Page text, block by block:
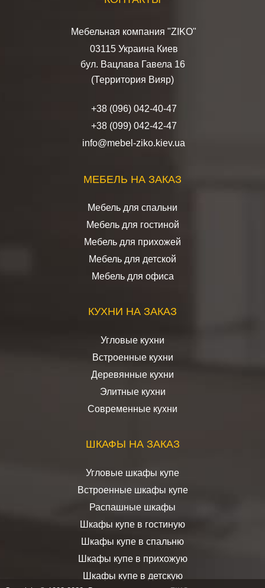
Мебельная компания "ZIKO"
03115 Украина Киев
бул. Вацлава Гавела 16
(Территория Вияр)
+38 (096) 042-40-47
+38 (099) 042-42-47
info@mebel-ziko.kiev.ua
МЕБЕЛЬ НА ЗАКАЗ
Мебель для спальни
Мебель для гостиной
Мебель для прихожей
Мебель для детской
Мебель для офиса
КУХНИ НА ЗАКАЗ
Угловые кухни
Встроенные кухни
Деревянные кухни
Элитные кухни
Современные кухни
ШКАФЫ НА ЗАКАЗ
Угловые шкафы купе
Встроенные шкафы купе
Распашные шкафы
Шкафы купе в гостиную
Шкафы купе в спальню
Шкафы купе в прихожую
Шкафы купе в детскую